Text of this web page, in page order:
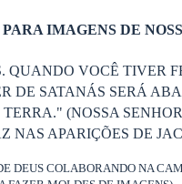
IMAGENS DE
VOCÊ TIVER
DE SATANÁS SERÁ
(NOSSA
NAS APARIÇÕES DE
DEUS COLABORANDO NA